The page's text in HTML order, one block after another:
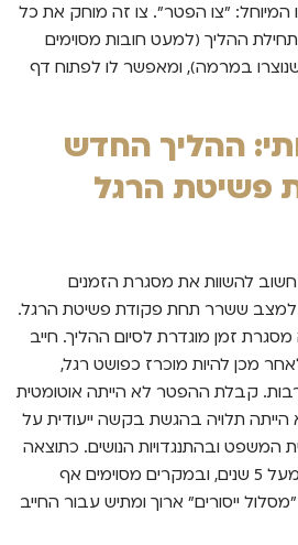
המיוחל: "צו הפטר". צו זה מוחק את כל
תחילת ההליך (למעט חובות מסוימים
שנוצרו במרמה), ומאפשר לו לפתוח דף
ההליך החדש
פשיטת הרגל
חשוב להשוות את מסגרת הזמנים
ששרר תחת פקודת פשיטת הרגל.
זמן מוגדרת לסיום ההליך. חייב
מכן להיות מוכרז כפושט רגל,
קבלת ההפטר לא הייתה אוטומטית
תלויה בהגשת בקשה ייעודית על
המשפט ובהתנגדויות הנושים. כתוצאה
מכך, הליכים רבים נמשכו מעל 5 שנים, ובמקרים מסוימים אף
ייסורים" ארוך ומתיש עבור החייב